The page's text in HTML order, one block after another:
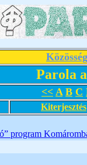
Parola
<< A B C
Kiterjesztés
program